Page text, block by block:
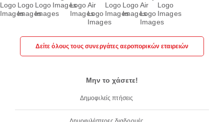
Δείτε όλους τους συνεργάτες αεροπορικών εταιρειών
Μην το χάσετε!
Δημοφιλείς πτήσεις